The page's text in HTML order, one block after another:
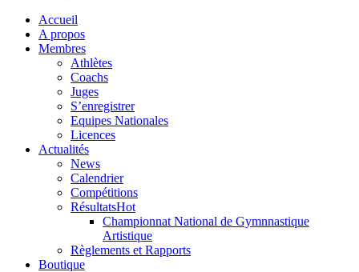
Accueil
A propos
Membres
Athlètes
Coachs
Juges
S’enregistrer
Equipes Nationales
Licences
Actualités
News
Calendrier
Compétitions
RésultatsHot
Championnat National de Gymnnastique
Artistique
Règlements et Rapports
Boutique